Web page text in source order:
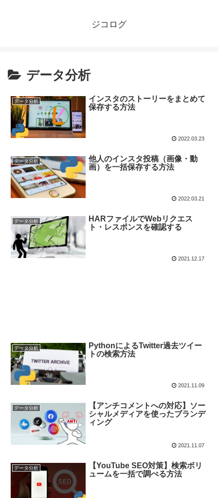
ジコログ
データ分析
データ分析
インスタのストーリーをまとめて
保存する方法
2022.03.23
データ分析
他人のインスタ投稿（画像・動
画）を一括保存する方法
2022.03.21
データ分析
HARファイルでWebリクエス
ト・レスポンスを確認する
2021.12.17
データ分析
PythonによるTwitter過去ツイー
トの検索方法
2021.11.09
データ分析
【アンチコメントへの対応】ソー
シャルメディアを使ったブランデ
ィング
2021.11.07
データ分析
【YouTube SEO対策】検索ボリ
ュームを一括で調べる方法